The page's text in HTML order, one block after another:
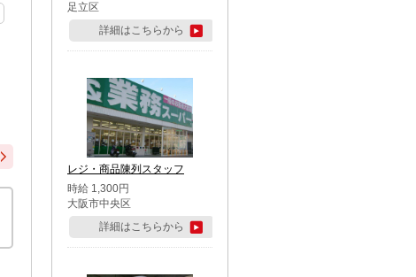
足立区
詳細はこちらから
レジ・商品陳列スタッフ
時給 1,300円
大阪市中央区
詳細はこちらから